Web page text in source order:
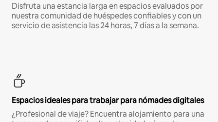
Disfruta una estancia larga en espacios evaluados por
nuestra comunidad de huéspedes confiables y con un
servicio de asistencia las 24 horas, 7 días a la semana.
Espacios ideales para trabajar para nómades digitales
¿Profesional de viaje? Encuentra alojamiento para una